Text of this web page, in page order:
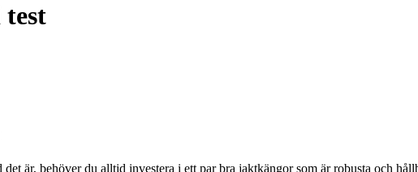
är, behöver du alltid investera i ett par bra jaktkängor som är robusta och